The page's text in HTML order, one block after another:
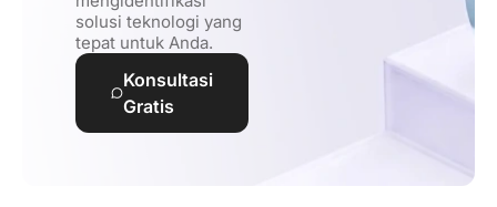
solusi teknologi yang
tepat untuk Anda.
Konsultasi
Gratis